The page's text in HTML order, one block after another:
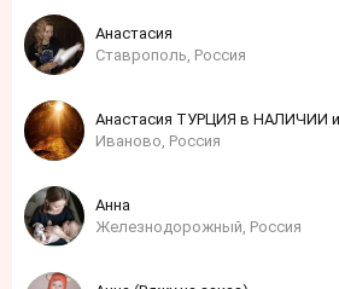
Анастасия
Ставрополь, Россия
Иваново, Россия
Анна
Железнодорожный, Россия